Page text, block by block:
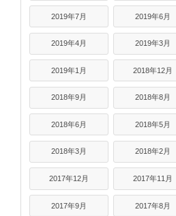
2019年7月 2019年6月
2019年4月 2019年3月
2019年1月 2018年12月
2018年9月 2018年8月
2018年6月 2018年5月
2018年3月 2018年2月
2017年12月 2017年11月
2017年9月 2017年8月